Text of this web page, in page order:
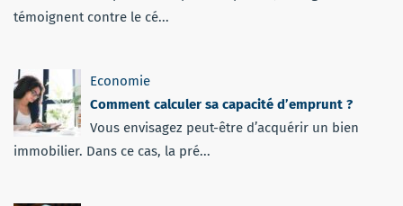
témoignent contre le cé...
Economie
Comment calculer sa capacité d’emprunt ?
Vous envisagez peut-être d’acquérir un bien
immobilier. Dans ce cas, la pré...